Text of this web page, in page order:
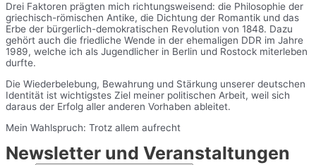
Drei Faktoren prägten mich richtungsweisend: die Philosophie der
griechisch-römischen Antike, die Dichtung der Romantik und das
Erbe der bürgerlich-demokratischen Revolution von 1848. Dazu
gehört auch die friedliche Wende in der ehemaligen DDR im Jahre
1989, welche ich als Jugendlicher in Berlin und Rostock miterleben
durfte.
Die Wiederbelebung, Bewahrung und Stärkung unserer deutschen
Identität ist wichtigstes Ziel meiner politischen Arbeit, weil sich
daraus der Erfolg aller anderen Vorhaben ableitet.
Mein Wahlspruch: Trotz allem aufrecht
Newsletter und Veranstaltungen